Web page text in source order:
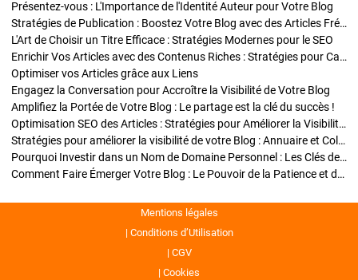
Présentez-vous : L'Importance de l'Identité Auteur pour Votre Blog
Stratégies de Publication : Boostez Votre Blog avec des Articles Fréquents et Exclusifs
L'Art de Choisir un Titre Efficace : Stratégies Modernes pour le SEO
Enrichir Vos Articles avec des Contenus Riches : Stratégies pour Captiver et Optimiser
Optimiser vos Articles grâce aux Liens
Engagez la Conversation pour Accroître la Visibilité de Votre Blog
Amplifiez la Portée de Votre Blog : Le partage est la clé du succès !
Optimisation SEO des Articles : Stratégies pour Améliorer la Visibilité de Votre Blog
Stratégies pour améliorer la visibilité de votre Blog : Annuaire et Collaborations
Pourquoi Investir dans un Nom de Domaine Personnel : Les Clés de la Réussite de Votre Blog
Comment Faire Émerger Votre Blog : Le Pouvoir de la Patience et de la Persévérance
Mentions légales
Conditions d’Utilisation
CGV
Cookies